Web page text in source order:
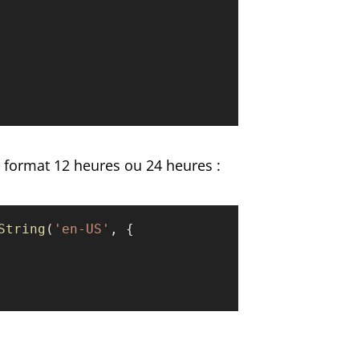
12 heures ou 24 heures :
( 'en-US' , {